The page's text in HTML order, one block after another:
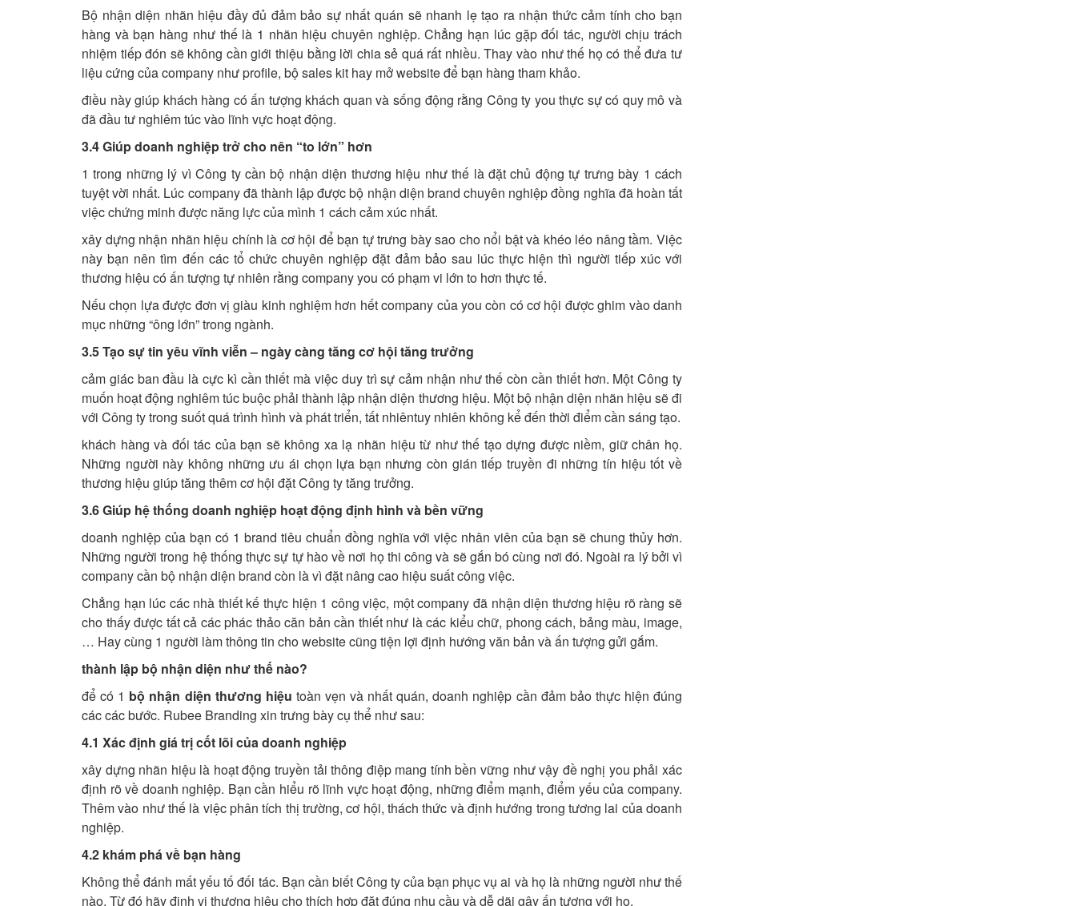
Bộ nhận diện nhãn hiệu đầy đủ đảm bảo sự nhất quán sẽ nhanh lẹ tạo ra nhận thức cảm tính cho bạn
hàng và bạn hàng như thế là 1 nhãn hiệu chuyên nghiệp. Chẳng hạn lúc gặp đối tác, người chịu trách
nhiệm tiếp đón sẽ không cần giới thiệu bằng lời chia sẻ quá rất nhiều. Thay vào như thế họ có thể đưa tư
liệu cứng của company như profile, bộ sales kit hay mở website để bạn hàng tham khảo.
điều này giúp khách hàng có ấn tượng khách quan và sống động rằng Công ty you thực sự có quy mô và
đã đầu tư nghiêm túc vào lĩnh vực hoạt động.
3.4 Giúp doanh nghiệp trở cho nên “to lớn” hơn
1 trong những lý vì Công ty cần bộ nhận diện thương hiệu như thế là đặt chủ động tự trưng bày 1 cách
tuyệt vời nhất. Lúc company đã thành lập được bộ nhận diện brand chuyên nghiệp đồng nghĩa đã hoàn tất
việc chứng minh được năng lực của mình 1 cách cảm xúc nhất.
xây dựng nhận nhãn hiệu chính là cơ hội để bạn tự trưng bày sao cho nổi bật và khéo léo nâng tầm. Việc
này bạn nên tìm đến các tổ chức chuyên nghiệp đặt đảm bảo sau lúc thực hiện thì người tiếp xúc với
thương hiệu có ấn tượng tự nhiên rằng company you có phạm vi lớn to hơn thực tế.
Nếu chọn lựa được đơn vị giàu kinh nghiệm hơn hết company của you còn có cơ hội được ghim vào danh
mục những “ông lớn” trong ngành.
3.5 Tạo sự tin yêu vĩnh viễn – ngày càng tăng cơ hội tăng trưởng
cảm giác ban đầu là cực kì cần thiết mà việc duy trì sự cảm nhận như thế còn cần thiết hơn. Một Công ty
muốn hoạt động nghiêm túc buộc phải thành lập nhận diện thương hiệu. Một bộ nhận diện nhãn hiệu sẽ đi
với Công ty trong suốt quá trình hình và phát triển, tất nhiêntuy nhiên không kể đến thời điểm cần sáng tạo.
khách hàng và đối tác của bạn sẽ không xa lạ nhãn hiệu từ như thế tạo dựng được niềm, giữ chân họ.
Những người này không những ưu ái chọn lựa bạn nhưng còn gián tiếp truyền đi những tín hiệu tốt về
thương hiệu giúp tăng thêm cơ hội đặt Công ty tăng trưởng.
3.6 Giúp hệ thống doanh nghiệp hoạt động định hình và bền vững
doanh nghiệp của bạn có 1 brand tiêu chuẩn đồng nghĩa với việc nhân viên của bạn sẽ chung thủy hơn.
Những người trong hệ thống thực sự tự hào về nơi họ thi công và sẽ gắn bó cùng nơi đó. Ngoài ra lý bởi vì
company cần bộ nhận diện brand còn là vì đặt nâng cao hiệu suất công việc.
Chẳng hạn lúc các nhà thiết kế thực hiện 1 công việc, một company đã nhận diện thương hiệu rõ ràng sẽ
cho thấy được tất cả các phác thảo căn bản cần thiết như là các kiểu chữ, phong cách, bảng màu, image,
… Hay cùng 1 người làm thông tin cho website cũng tiện lợi định hướng văn bản và ấn tượng gửi gắm.
thành lập bộ nhận diện như thế nào?
để có 1 bộ nhận diện thương hiệu toàn vẹn và nhất quán, doanh nghiệp cần đảm bảo thực hiện đúng
các các bước. Rubee Branding xin trưng bày cụ thể như sau:
4.1 Xác định giá trị cốt lõi của doanh nghiệp
xây dựng nhãn hiệu là hoạt động truyền tải thông điệp mang tính bền vững như vậy đề nghị you phải xác
định rõ về doanh nghiệp. Bạn cần hiểu rõ lĩnh vực hoạt động, những điểm mạnh, điểm yếu của company.
Thêm vào như thế là việc phân tích thị trường, cơ hội, thách thức và định hướng trong tương lai của doanh
nghiệp.
4.2 khám phá về bạn hàng
Không thể đánh mất yếu tố đối tác. Bạn cần biết Công ty của bạn phục vụ ai và họ là những người như thế
nào. Từ đó hãy định vị thương hiệu cho thích hợp đặt đúng nhu cầu và dễ dãi gây ấn tượng với họ.